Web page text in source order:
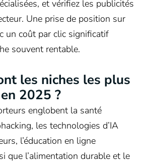
et vérifiez les publicités
Une prise de position sur
un coût par clic significatif
souvent rentable.
les niches les plus
2025 ?
englobent la santé
les technologies d’IA
l’éducation en ligne
que l’alimentation durable et le